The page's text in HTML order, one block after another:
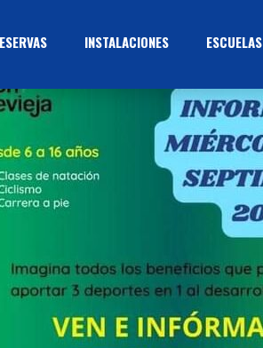
INSTALACIONES ESCUELAS